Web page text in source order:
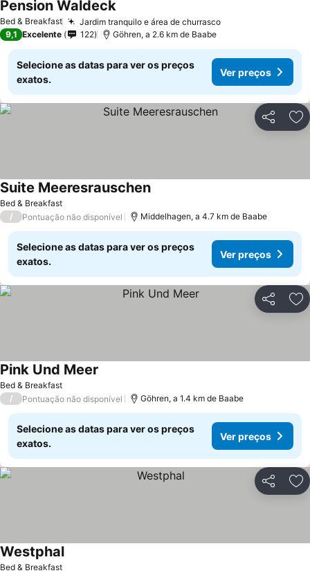
Bed & Breakfast Jardim tranquilo e área de churrasco
Pension Waldeck
9,1 Excelente 122 Göhren, a 2.6 km de Baabe
Selecione as datas para ver os preços
exatos.
Ver preços
Partilhar
Bed & Breakfast
Suite Meeresrauschen
/ Pontuação não disponível Middelhagen, a 4.7 km de Baabe
Selecione as datas para ver os preços
exatos.
Ver preços
Partilhar
Bed & Breakfast
Pink Und Meer
/ Pontuação não disponível Göhren, a 1.4 km de Baabe
Selecione as datas para ver os preços
exatos.
Ver preços
Partilhar
Bed & Breakfast
Westphal